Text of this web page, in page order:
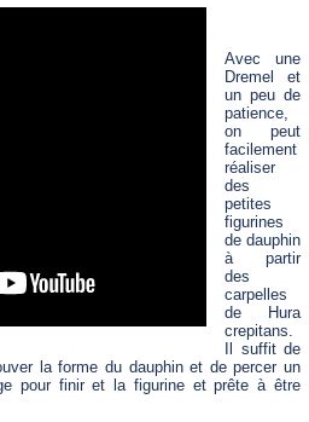
Avec une
Dremel et
un peu de
patience,
on peut
facilement
réaliser
des
petites
figurines
de dauphin
à partir
des
carpelles
de Hura
crepitans.
Il suffit de
la forme du dauphin et de percer un
pour finir et la figurine et prête à être